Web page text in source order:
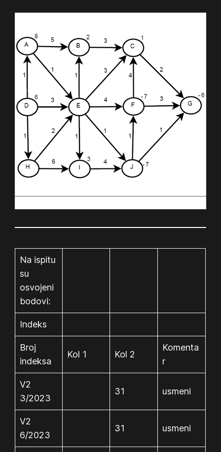
Na ispitu
su
osvojeni
bodovi:
Indeks
Broj
indeksa
Kol 1 Kol 2
Komenta
r
V2
3/2023
31 usmeni
V2
6/2023
31 usmeni